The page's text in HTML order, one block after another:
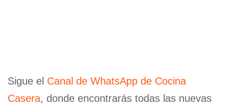
Sigue el Canal de WhatsApp de Cocina
Casera, donde encontrarás todas las nuevas